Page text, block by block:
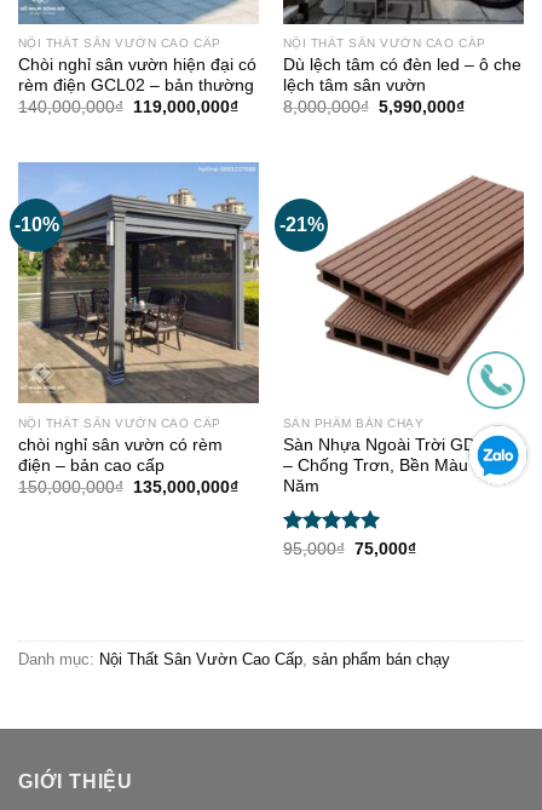
NỘI THẤT SÂN VƯỜN CAO CẤP
Chòi nghỉ sân vườn hiện đại có
rèm điện GCL02 – bản thường
140,000,000₫
Giá
119,000,000₫Giá
119,000,000₫.
NỘI THẤT SÂN VƯỜN CAO CẤP
Dù lệch tâm có đèn led – ô che
lệch tâm sân vườn
8,000,000₫ Giá
5,990,000₫Giá
-10%
NỘI THẤT SÂN VƯỜN CAO CẤP
chòi nghỉ sân vườn có rèm
điện – bản cao cấp
150,000,000₫
Giá
135,000,000₫Giá
135,000,000₫.
-21%
SẢN PHẨM BÁN CHẠY
Sàn Nhựa Ngoài Trời GD14521
– Chống Trơn, Bền Màu 10
Năm
Được xếp
95,000₫ Giá
75,000₫Giá
Danh mục: Nội Thất Sân Vườn Cao Cấp sản phẩm bán chạy
GIỚI THIỆU